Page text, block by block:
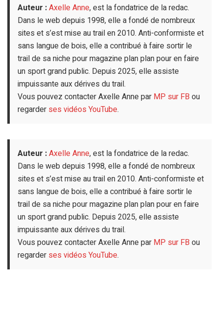
Auteur :Axelle Anne, est la fondatrice de la redac.
Dans le web depuis 1998, elle a fondé de nombreux
sites et s’est mise au trail en 2010. Anti-conformiste et
sans langue de bois, elle a contribué à faire sortir le
trail de sa niche pour magazine plan plan pour en faire
un sport grand public. Depuis 2025, elle assiste
impuissante aux dérives du trail.
Vous pouvez contacter Axelle Anne par MP sur FB ou
regarder ses vidéos YouTube.
Auteur :Axelle Anne, est la fondatrice de la redac.
Dans le web depuis 1998, elle a fondé de nombreux
sites et s’est mise au trail en 2010. Anti-conformiste et
sans langue de bois, elle a contribué à faire sortir le
trail de sa niche pour magazine plan plan pour en faire
un sport grand public. Depuis 2025, elle assiste
impuissante aux dérives du trail.
Vous pouvez contacter Axelle Anne par MP sur FB ou
regarder ses vidéos YouTube.